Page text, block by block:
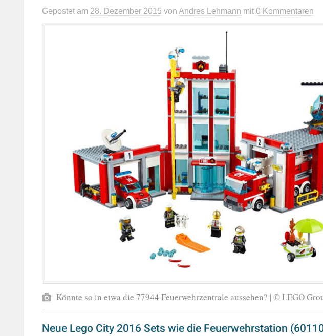
Gepostet am 28. Dezember 2015 von Andres Lehmann mit 0 Kommentaren
Könnte so in etwa die 77944 Feuerwehrzentrale aussehen? | © LEGO
Neue Lego City 2016 Sets wie die Feuerwehrstation